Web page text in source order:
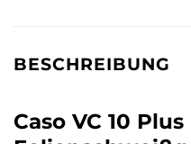
BESCHREIBUNG
Caso VC 10